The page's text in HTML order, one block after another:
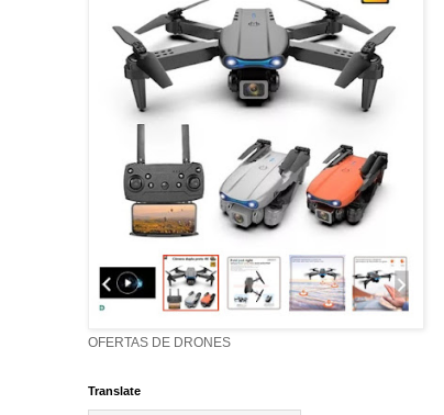
OFERTAS DE DRONES
Translate